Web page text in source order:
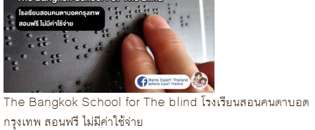
The Bangkok School for The blind โรงเรียนสอนคนตาบอด
กรุงเทพ สอนฟรี ไม่มีค่าใช้จ่าย